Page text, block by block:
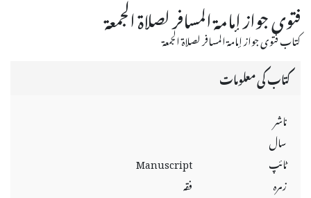
فتوى جواز إمامة المسافر لصلاة الجمعة
كتاب فتوى جواز إمامة المسافر لصلاة الجمعة
کتاب کی معلومات
ناشر
سال
ٹائپ
Manuscript
زمرہ
فقہ